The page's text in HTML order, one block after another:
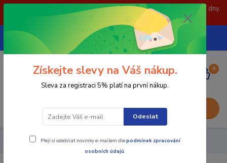
POZOR: 31.7 , 3.8 a 5.8- zavřeno. objednávky odešleme následující dny.
Děkujeme za pochopení.
CZK
739252246
(Po-Pá, 8-15 hod.)
0
0,00 Kč
Nástroje - Kovoobrábění Plátkový vrták SPMG
Získejte slevy na Váš nákup.
Sleva za registraci 5% platí na první nákup.
Odeslat
Přeji si odebírat novinky e-mailem dlepodmínek zpracování
osobních údajů.